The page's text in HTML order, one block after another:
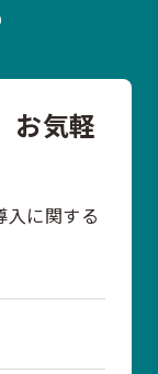
お気軽
入に関する